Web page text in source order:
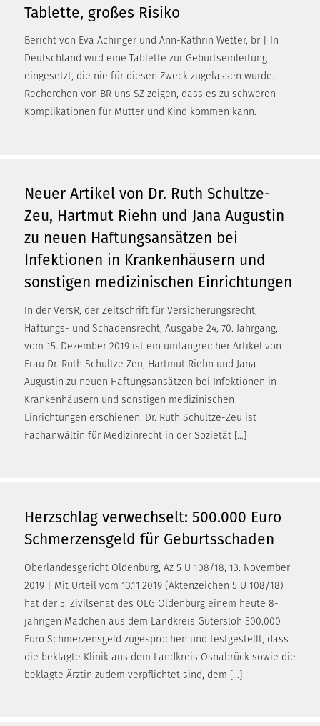
Tablette, großes Risiko
Bericht von Eva Achinger und Ann-Kathrin Wetter, br | In
Deutschland wird eine Tablette zur Geburtseinleitung
eingesetzt, die nie für diesen Zweck zugelassen wurde.
Recherchen von BR uns SZ zeigen, dass es zu schweren
Komplikationen für Mutter und Kind kommen kann.
Neuer Artikel von Dr. Ruth Schultze-
Zeu, Hartmut Riehn und Jana Augustin
zu neuen Haftungsansätzen bei
Infektionen in Krankenhäusern und
sonstigen medizinischen Einrichtungen
In der VersR, der Zeitschrift für Versicherungsrecht,
Haftungs- und Schadensrecht, Ausgabe 24, 70. Jahrgang,
vom 15. Dezember 2019 ist ein umfangreicher Artikel von
Frau Dr. Ruth Schultze Zeu, Hartmut Riehn und Jana
Augustin zu neuen Haftungsansätzen bei Infektionen in
Krankenhäusern und sonstigen medizinischen
Einrichtungen erschienen. Dr. Ruth Schultze-Zeu ist
Fachanwältin für Medizinrecht in der Sozietät […]
Herzschlag verwechselt: 500.000 Euro
Schmerzensgeld für Geburtsschaden
Oberlandesgericht Oldenburg, Az 5 U 108/18, 13. November
2019 | Mit Urteil vom 13.11.2019 (Aktenzeichen 5 U 108/18)
hat der 5. Zivilsenat des OLG Oldenburg einem heute 8-
jährigen Mädchen aus dem Landkreis Gütersloh 500.000
Euro Schmerzensgeld zugesprochen und festgestellt, dass
die beklagte Klinik aus dem Landkreis Osnabrück sowie die
beklagte Ärztin zudem verpflichtet sind, dem […]